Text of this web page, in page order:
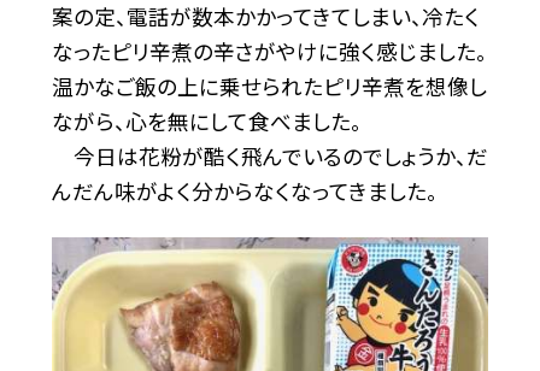
案の定、電話が数本かかってきてしまい、冷たく
なったピリ辛煮の辛さがやけに強く感じました。
温かなご飯の上に乗せられたピリ辛煮を想像し
ながら、心を無にして食べました。
今日は花粉が酷く飛んでいるのでしょうか、だ
んだん味がよく分からなくなってきました。